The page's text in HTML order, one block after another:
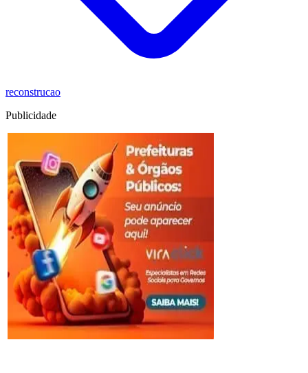
reconstrucao
Publicidade